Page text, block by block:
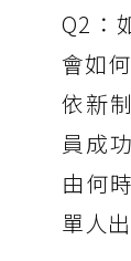
Q2：
會如
依新
員成
由何
單人